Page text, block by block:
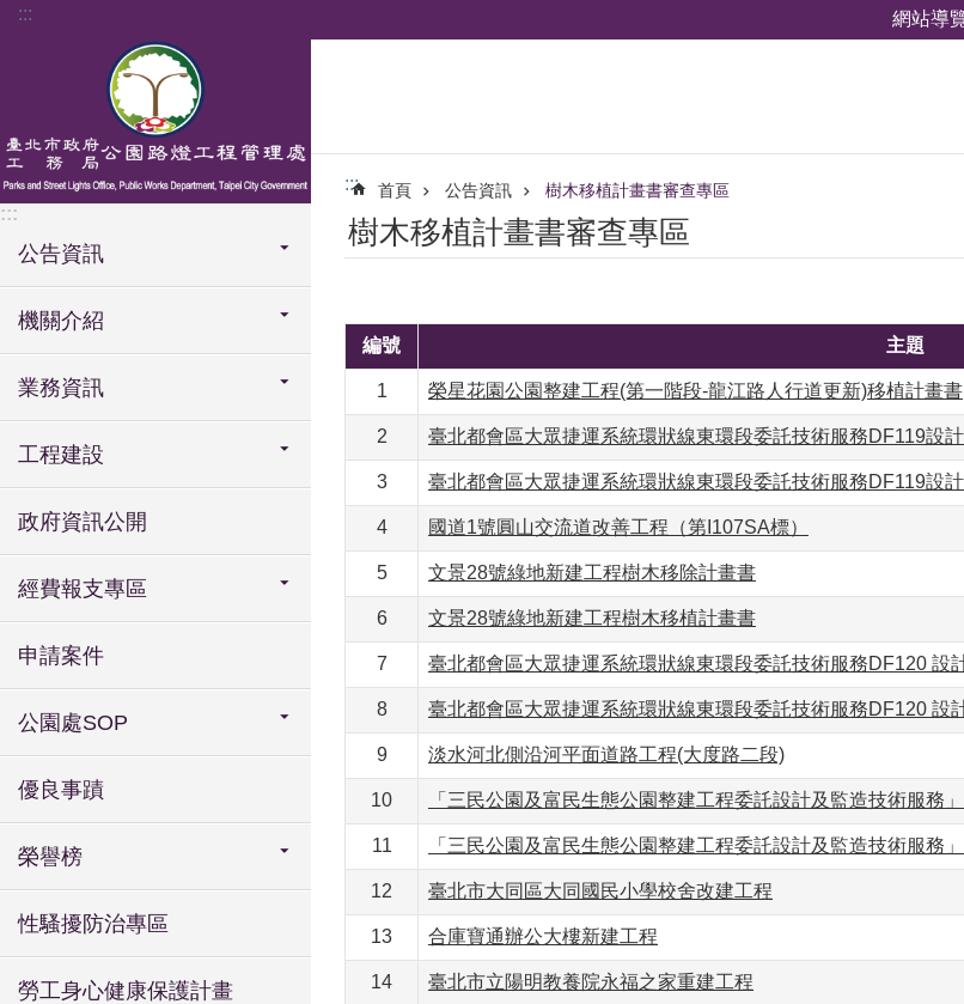
跳到主要內容區塊
::: 網站導
:::
公告資訊
機關介紹
業務資訊
工程建設
政府資訊公開
經費報支專區
申請案件
公園處SOP
優良事蹟
榮譽榜
性騷擾防治專區
勞工身心健康保護計畫
::: 首頁 公告資訊 樹木移植計畫書審查專區
樹木移植計畫書審查專區
編號 主題
1 榮星花園公園整建工程(第一階段-龍江路人行道更新)移植計畫書
2 臺北都會區大眾捷運系統環狀線東環段委託技術服務DF119設
3 臺北都會區大眾捷運系統環狀線東環段委託技術服務DF119設
4 國道1號圓山交流道改善工程（第I107SA標）
5 文景28號綠地新建工程樹木移除計畫書
6 文景28號綠地新建工程樹木移植計畫書
7 臺北都會區大眾捷運系統環狀線東環段委託技術服務DF120 設
8 臺北都會區大眾捷運系統環狀線東環段委託技術服務DF120 設
9 淡水河北側沿河平面道路工程(大度路二段)
10 「三民公園及富民生態公園整建工程委託設計及監造技術服務
11 「三民公園及富民生態公園整建工程委託設計及監造技術服務
12 臺北市大同區大同國民小學校舍改建工程
13 合庫寶通辦公大樓新建工程
14 臺北市立陽明教養院永福之家重建工程